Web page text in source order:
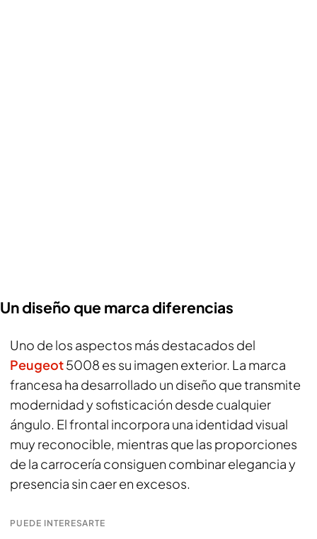
Un diseño que marca diferencias
Uno de los aspectos más destacados del
Peugeot5008 es su imagen exterior. La marca
francesa ha desarrollado un diseño que transmite
modernidad y sofisticación desde cualquier
ángulo. El frontal incorpora una identidad visual
muy reconocible, mientras que las proporciones
de la carrocería consiguen combinar elegancia y
presencia sin caer en excesos.
PUEDE INTERESARTE